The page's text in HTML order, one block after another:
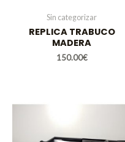
Sin categorizar
REPLICA TRABUCO
MADERA
150.00€